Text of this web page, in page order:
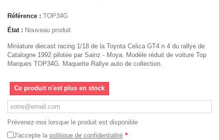
Référence : TOP34G
État : Nouveau produit
Miniature diecast racing 1/18 de la Toyota Celica GT4 n 4 du rallye de
Catalogne 1992 pilotée par Sainz - Moya. Modèle réduit de voiture Top
Marques TOP34G. Maquette Rallye auto de collection.
Ce produit n'est plus en stock
Prévenez-moi lorsque le produit est disponible
J'accepte la politique de confidentialité *